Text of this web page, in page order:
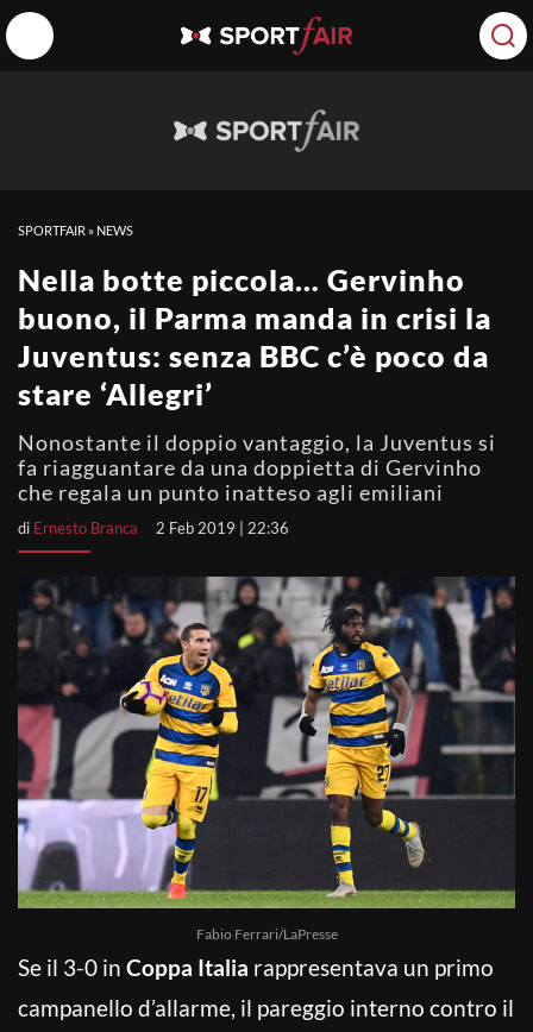
SPORTFAIR » NEWS
Nella botte piccola… Gervinho
buono, il Parma manda in crisi la
Juventus: senza BBC c’è poco da
stare ‘Allegri’
Nonostante il doppio vantaggio, la Juventus si
fa riagguantare da una doppietta di Gervinho
che regala un punto inatteso agli emiliani
di Ernesto Branca 2 Feb 2019 | 22:36
Fabio Ferrari/LaPresse
Se il 3-0 in Coppa Italia rappresentava un primo
campanello d’allarme, il pareggio interno contro il